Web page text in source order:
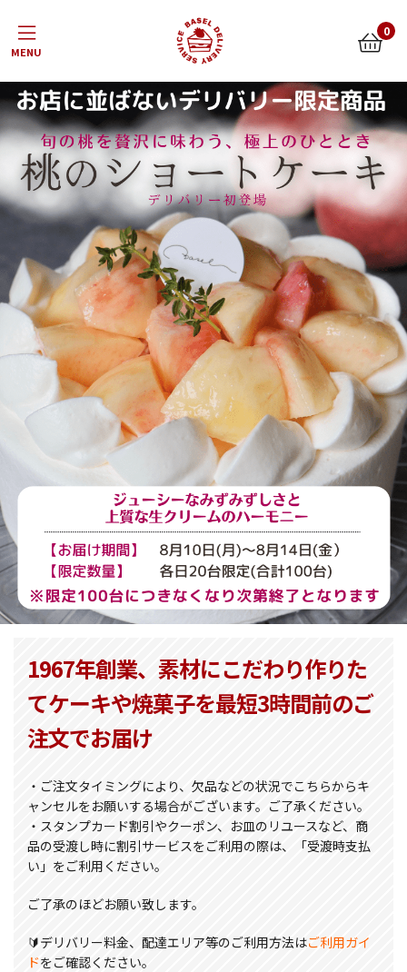
0
Menu
1967年創業、素材にこだわり作りた
てケーキや焼菓子を最短3時間前のご
注文でお届け
・ご注文タイミングにより、欠品などの状況でこちらからキ
ャンセルをお願いする場合がございます。ご了承ください。
・スタンプカード割引やクーポン、お皿のリユースなど、商
品の受渡し時に割引サービスをご利用の際は、「受渡時支払
い」をご利用ください。
ご了承のほどお願い致します。
🔰デリバリー料金、配達エリア等のご利用方法はご利用ガイ
ドをご確認ください。